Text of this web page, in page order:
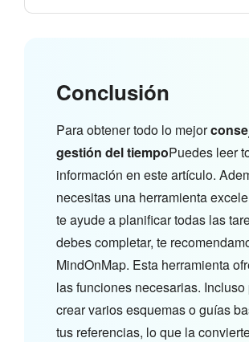
Conclusión
Para obtener todo lo mejor
gestión del tiempoPuedes leer
información en este artículo.
necesitas una herramienta
te ayude a planificar todas las
debes completar, te
MindOnMap. Esta herramienta
las funciones necesarias.
crear varios esquemas o guías
tus referencias, lo que la